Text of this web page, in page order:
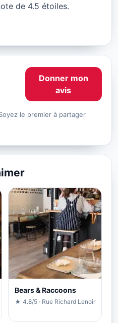
de 4.5 étoiles.
Donner mon
avis
le premier à partager
Bears & Raccoons
★ 4.8/5 · Rue Richard Lenoir